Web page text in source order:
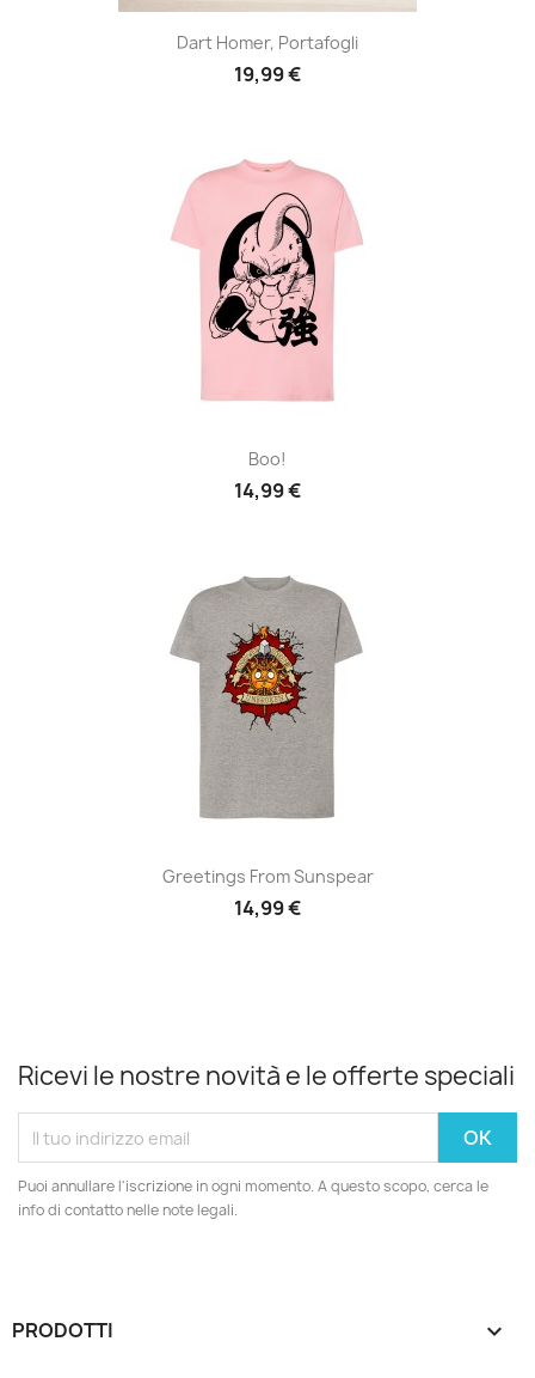
Dart Homer, Portafogli
19,99 €
Boo!
14,99 €
Greetings From Sunspear
14,99 €
Ricevi le nostre novità e le offerte speciali
Puoi annullare l'iscrizione in ogni momento. A questo scopo, cerca le
info di contatto nelle note legali.
PRODOTTI 